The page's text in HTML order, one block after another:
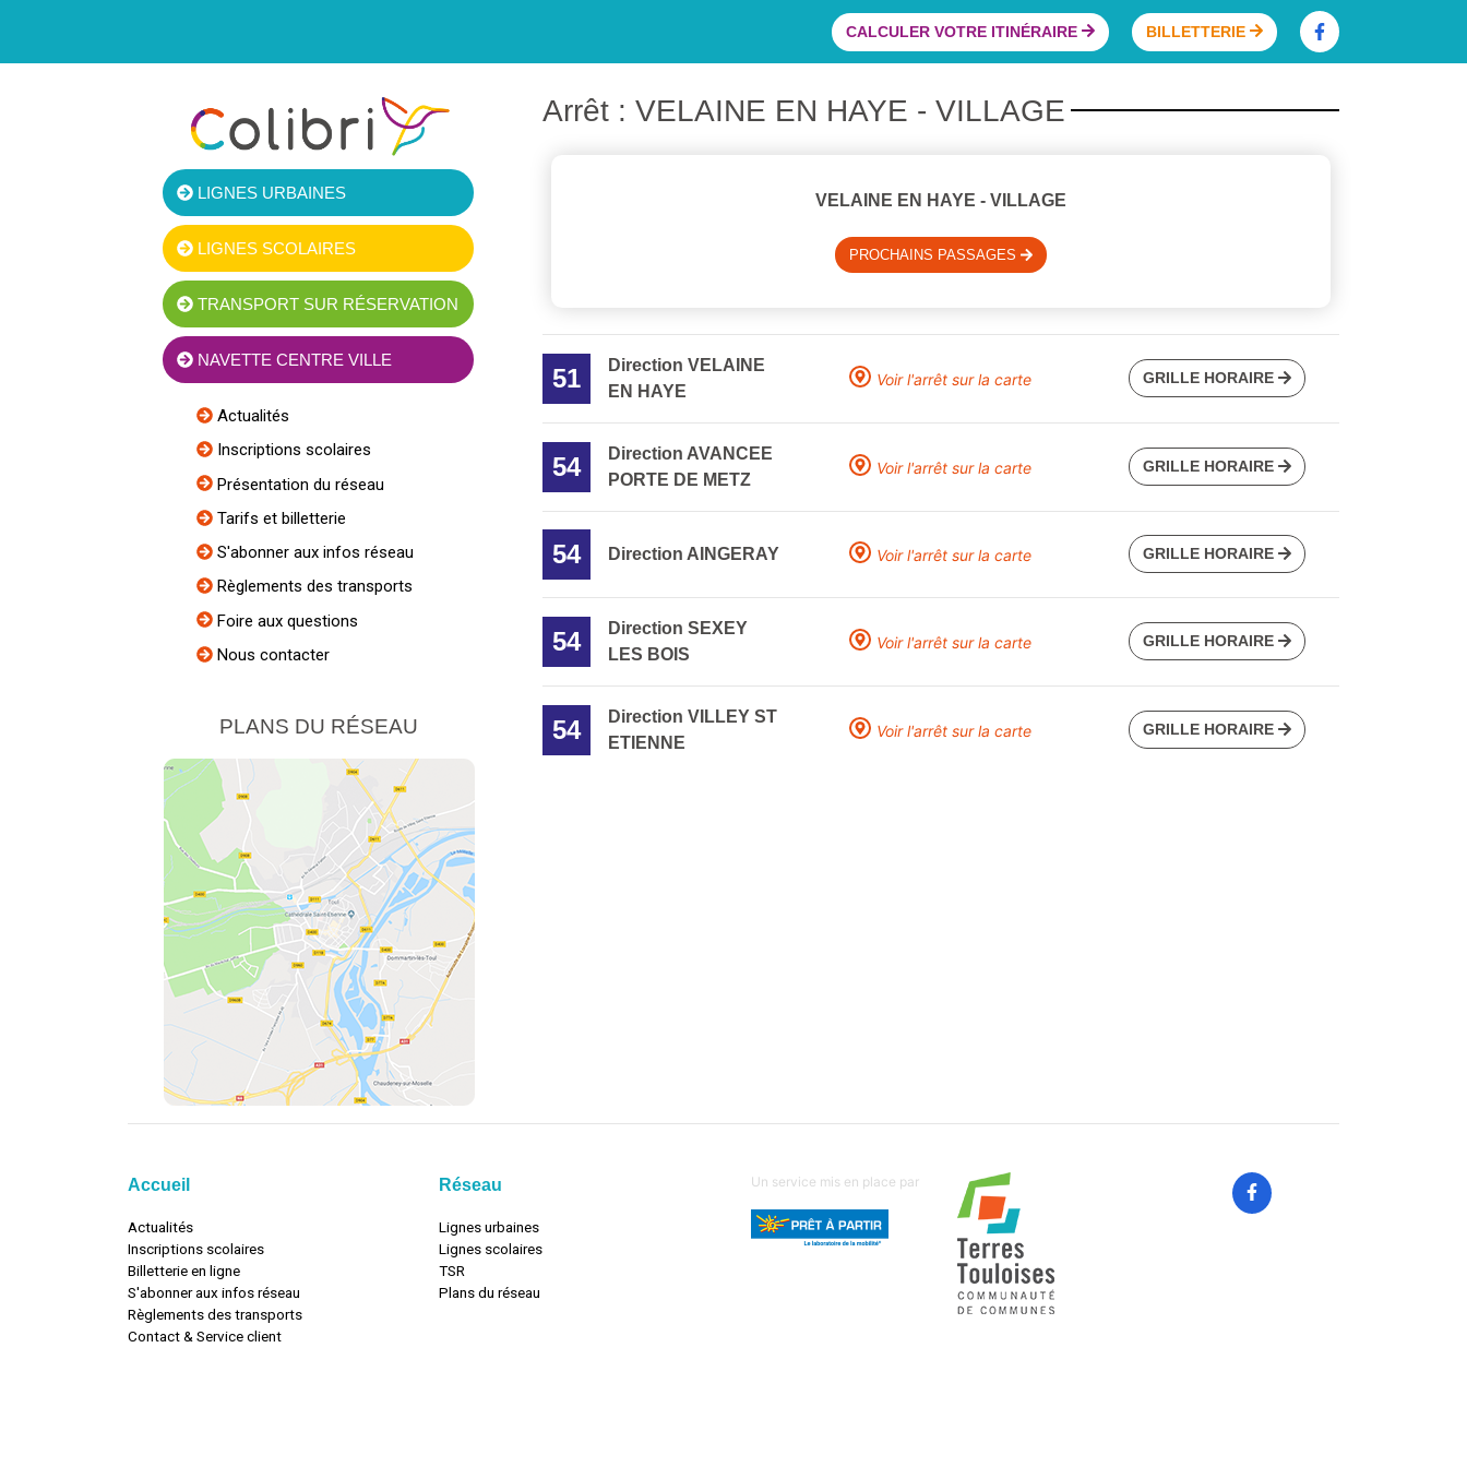
CALCULER VOTRE ITINÉRAIRE BILLETTERIE
LIGNES URBAINES
LIGNES SCOLAIRES
TRANSPORT SUR RÉSERVATION
NAVETTE CENTRE VILLE
Actualités
Inscriptions scolaires
Présentation du réseau
Tarifs et billetterie
S'abonner aux infos réseau
Règlements des transports
Foire aux questions
Nous contacter
PLANS DU RÉSEAU
Arrêt : VELAINE EN HAYE - VILLAGE
VELAINE EN HAYE - VILLAGE
PROCHAINS PASSAGES
51
Direction VELAINE
EN HAYE
Voir l'arrêt sur la carte GRILLE HORAIRE
54
Direction AVANCEE
PORTE DE METZ
Voir l'arrêt sur la carte GRILLE HORAIRE
54 Direction AINGERAY Voir l'arrêt sur la carte GRILLE HORAIRE
54
Direction SEXEY
LES BOIS
Voir l'arrêt sur la carte GRILLE HORAIRE
54
Direction VILLEY ST
ETIENNE
Voir l'arrêt sur la carte GRILLE HORAIRE
Accueil
Actualités
Inscriptions scolaires
Billetterie en ligne
S'abonner aux infos réseau
Règlements des transports
Contact & Service client
Réseau
Lignes urbaines
Lignes scolaires
TSR
Plans du réseau
Un service mis en place par